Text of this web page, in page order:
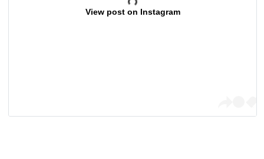
View post on Instagram